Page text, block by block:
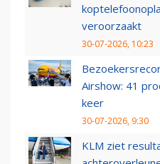
veroorzaakt
30-07-2026, 10:23
Airshow: 41
keer
30-07-2026, 9:30
KLM ziet